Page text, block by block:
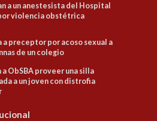
a un anestesista del Hospital
violencia obstétrica
a preceptor por acoso sexual a
de un colegio
a ObSBA proveer una silla
a un joven con distrofia